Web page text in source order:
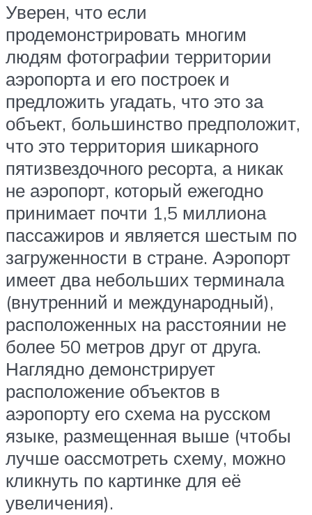
Уверен, что если
продемонстрировать многим
людям фотографии территории
аэропорта и его построек и
предложить угадать, что это за
объект, большинство предположит,
что это территория шикарного
пятизвездочного ресорта, а никак
не аэропорт, который ежегодно
принимает почти 1,5 миллиона
пассажиров и является шестым по
загруженности в стране. Аэропорт
имеет два небольших терминала
(внутренний и международный),
расположенных на расстоянии не
более 50 метров друг от друга.
Наглядно демонстрирует
расположение объектов в
аэропорту его схема на русском
языке, размещенная выше (чтобы
лучше оассмотреть схему, можно
кликнуть по картинке для её
увеличения).